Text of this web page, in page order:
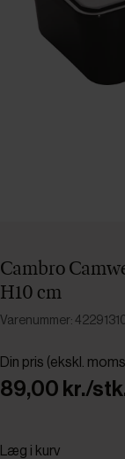
Cambro
H10 cm
Varenummer:
Din pris (ekskl.
89,00 kr./
Læg i kurv